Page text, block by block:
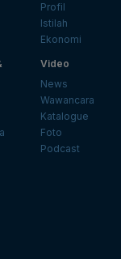
Profil
Istilah
Ekonomi
Video
News
Wawancara
Katalogue
Foto
Podcast